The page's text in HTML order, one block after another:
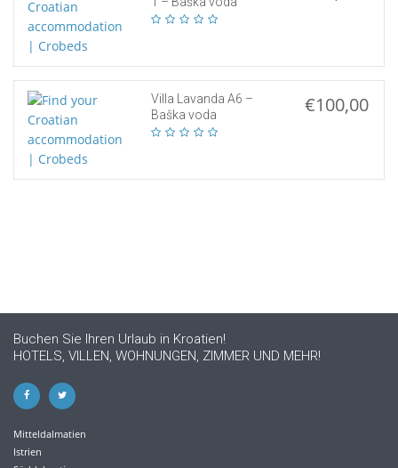
Villa Lavanda A6 –
Baška voda
€100,00
Buchen Sie Ihren Urlaub in Kroatien!
HOTELS, VILLEN, WOHNUNGEN, ZIMMER UND MEHR!
Mitteldalmatien
Istrien